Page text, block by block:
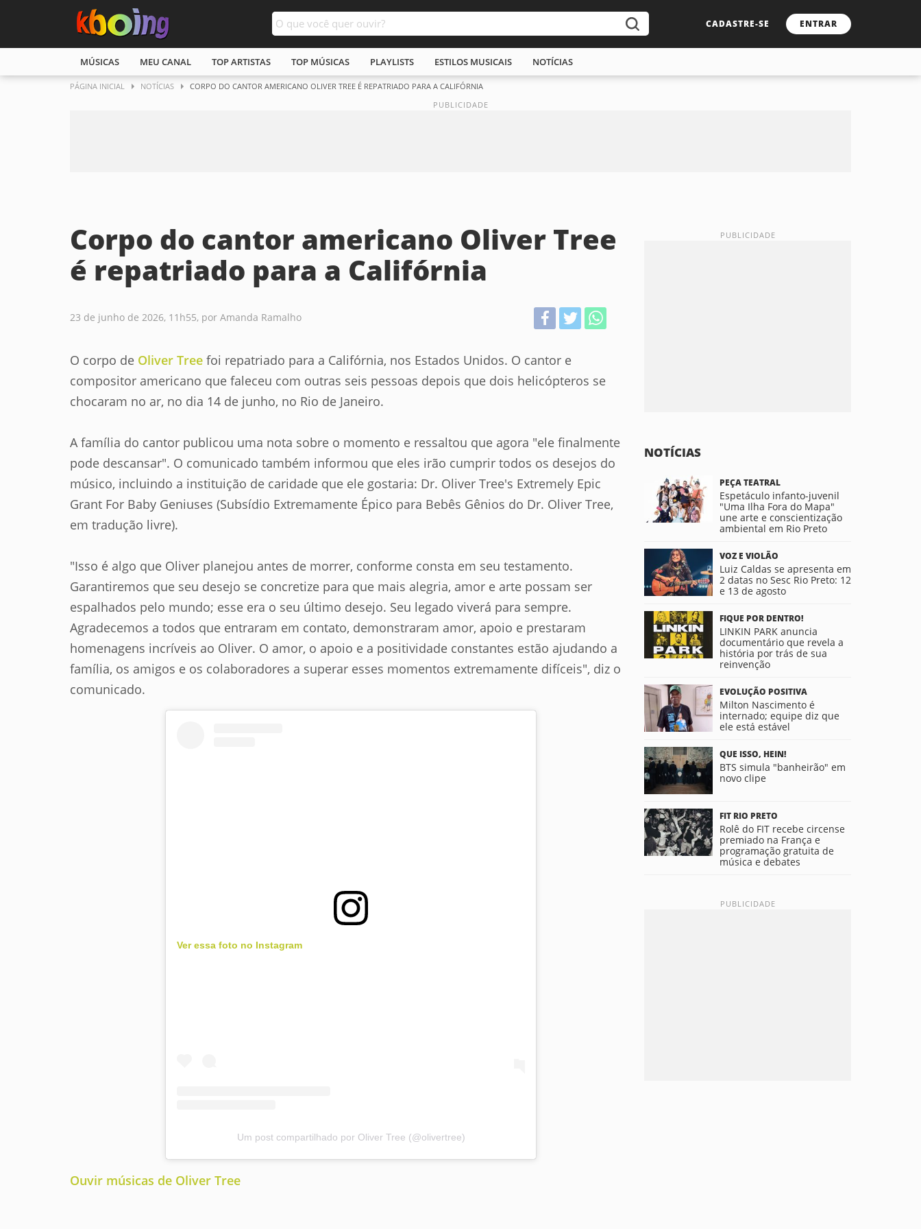
CADASTRE-SE ENTRAR
MÚSICAS MEU CANAL TOP ARTISTAS TOP MÚSICAS PLAYLISTS ESTILOS MUSICAIS NOTÍCIAS
PÁGINA INICIAL NOTÍCIAS CORPO DO CANTOR AMERICANO OLIVER TREE É REPATRIADO PARA A CALIFÓRNIA
Corpo do cantor americano Oliver Tree
é repatriado para a Califórnia
23 de junho de 2026, 11h55, por Amanda Ramalho
O corpo de Oliver Tree foi repatriado para a Califórnia, nos Estados Unidos. O cantor e
compositor americano que faleceu com outras seis pessoas depois que dois helicópteros se
chocaram no ar, no dia 14 de junho, no Rio de Janeiro.
A família do cantor publicou uma nota sobre o momento e ressaltou que agora "ele finalmente
pode descansar". O comunicado também informou que eles irão cumprir todos os desejos do
músico, incluindo a instituição de caridade que ele gostaria: Dr. Oliver Tree's Extremely Epic
Grant For Baby Geniuses (Subsídio Extremamente Épico para Bebês Gênios do Dr. Oliver Tree,
em tradução livre).
"Isso é algo que Oliver planejou antes de morrer, conforme consta em seu testamento.
Garantiremos que seu desejo se concretize para que mais alegria, amor e arte possam ser
espalhados pelo mundo; esse era o seu último desejo. Seu legado viverá para sempre.
Agradecemos a todos que entraram em contato, demonstraram amor, apoio e prestaram
homenagens incríveis ao Oliver. O amor, o apoio e a positividade constantes estão ajudando a
família, os amigos e os colaboradores a superar esses momentos extremamente difíceis", diz o
comunicado.
Ver essa foto no Instagram
Um post compartilhado por Oliver Tree (@olivertree)
Ouvir músicas de Oliver Tree
NOTÍCIAS
PEÇA TEATRAL
Espetáculo infanto-juvenil
"Uma Ilha Fora do Mapa"
une arte e conscientização
ambiental em Rio Preto
VOZ E VIOLÃO
Luiz Caldas se apresenta em
2 datas no Sesc Rio Preto: 12
e 13 de agosto
FIQUE POR DENTRO!
LINKIN PARK anuncia
documentário que revela a
história por trás de sua
reinvenção
EVOLUÇÃO POSITIVA
Milton Nascimento é
internado; equipe diz que
ele está estável
QUE ISSO, HEIN!
BTS simula "banheirão" em
novo clipe
FIT RIO PRETO
Rolê do FIT recebe circense
premiado na França e
programação gratuita de
música e debates